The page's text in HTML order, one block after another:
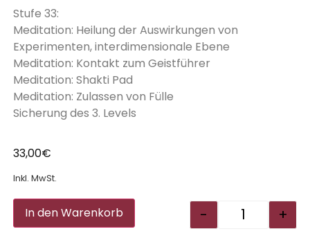
Stufe 33:
Meditation: Heilung der Auswirkungen von
Experimenten, interdimensionale Ebene
Meditation: Kontakt zum Geistführer
Meditation: Shakti Pad
Meditation: Zulassen von Fülle
Sicherung des 3. Levels
33,00€
Inkl. MwSt.
- +
In den Warenkorb Alternative: